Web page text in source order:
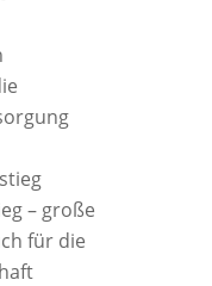
– große
für die